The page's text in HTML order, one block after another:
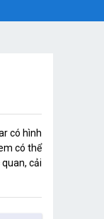
có hình
có thể
cải